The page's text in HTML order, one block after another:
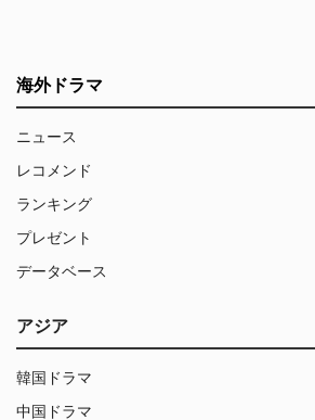
海外ドラマ
ニュース
レコメンド
ランキング
プレゼント
データベース
アジア
韓国ドラマ
中国ドラマ